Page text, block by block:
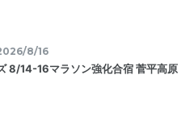
8/16
8/14-16マラソン強化合宿 菅平高原